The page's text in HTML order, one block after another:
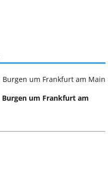
Burgen um Frankfurt am